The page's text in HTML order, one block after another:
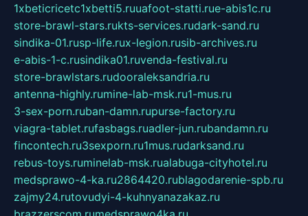
1xbeticricetc1xbetti5.ruuafoot-statti.rue-abis1c.ru
store-brawl-stars.rukts-services.rudark-sand.ru
sindika-01.rusp-life.rux-legion.rusib-archives.ru
e-abis-1-c.rusindika01.ruvenda-festival.ru
store-brawlstars.rudooraleksandria.ru
antenna-highly.rumine-lab-msk.ru1-mus.ru
3-sex-porn.ruban-damn.rupurse-factory.ru
viagra-tablet.rufasbags.ruadler-jun.rubandamn.ru
fincontech.ru3sexporn.ru1mus.rudarksand.ru
rebus-toys.ruminelab-msk.rualabuga-cityhotel.ru
medsprawo-4-ka.ru2864420.rublagodarenie-spb.ru
zajmy24.rutovudyi-4-kuhnyanazakaz.ru